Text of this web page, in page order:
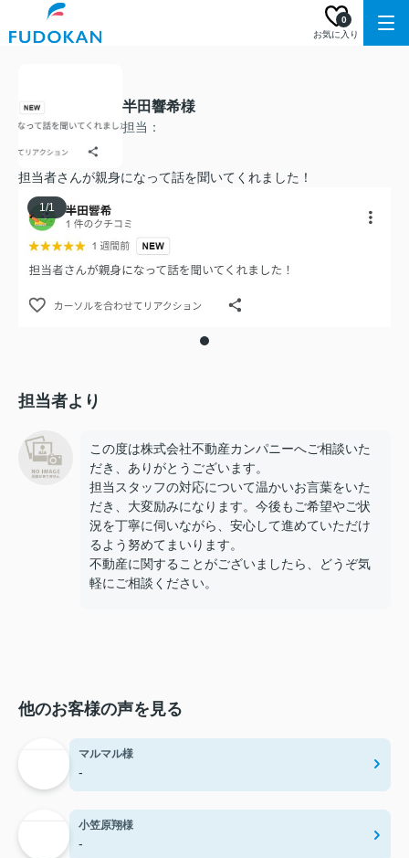
お気に入り
0
半田響希様
担当：
担当者さんが親身になって話を聞いてくれました！
1/1
担当者より
この度は株式会社不動産カンパニーへご相談いた
だき、ありがとうございます。
担当スタッフの対応について温かいお言葉をいた
だき、大変励みになります。今後もご希望やご状
況を丁寧に伺いながら、安心して進めていただけ
るよう努めてまいります。
不動産に関することがございましたら、どうぞ気
軽にご相談ください。
他のお客様の声を見る
マルマル様
-
小笠原翔様
-